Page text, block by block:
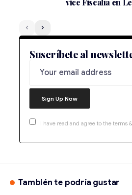
Suscríbete al
I have read and agree to the terms
También te podría gustar